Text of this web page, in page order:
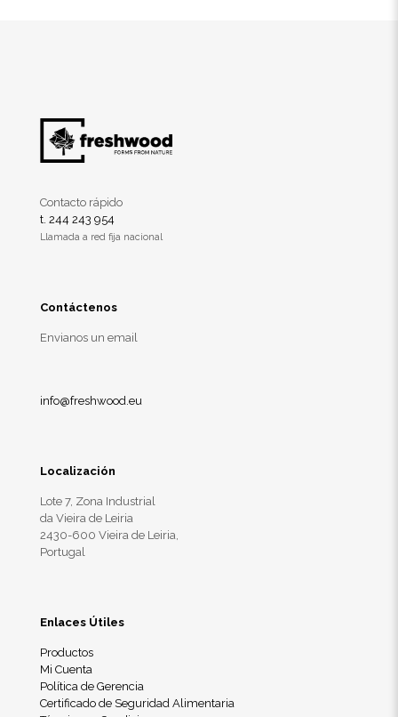
Contacto rápido
t. 244 243 954
Llamada a red fija nacional
Contáctenos
Envianos un email
info@freshwood.eu
Localización
Lote 7, Zona Industrial
da Vieira de Leiria
2430-600 Vieira de Leiria,
Portugal
Enlaces Útiles
Productos
Mi Cuenta
Política de Gerencia
Certificado de Seguridad Alimentaria